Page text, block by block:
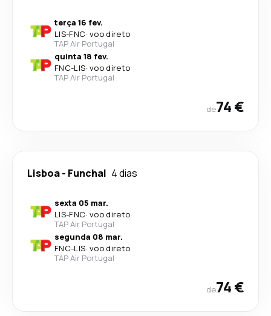
terça 16 fev.
LIS-FNC· voo direto
TAP Air Portugal
quinta 18 fev.
FNC-LIS· voo direto
TAP Air Portugal
de74 €
Lisboa- Funchal 4 dias
sexta 05 mar.
LIS-FNC· voo direto
TAP Air Portugal
segunda 08 mar.
FNC-LIS· voo direto
TAP Air Portugal
de74 €